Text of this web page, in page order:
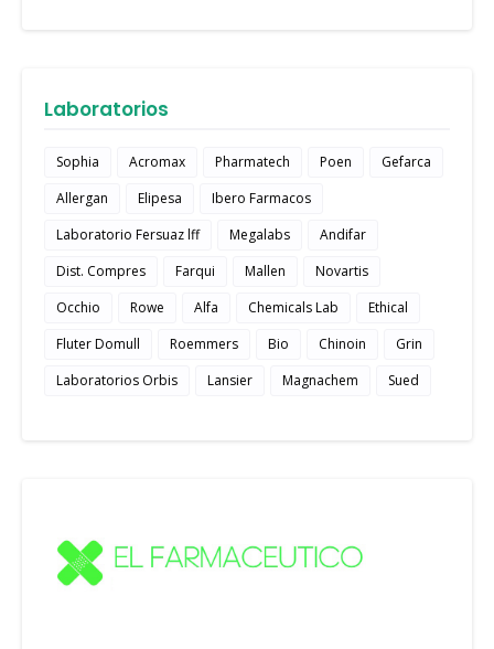
Laboratorios
Sophia Acromax Pharmatech Poen
Gefarca
Allergan
Elipesa
Ibero Farmacos
Laboratorio Fersuaz lff
Megalabs
Andifar
Dist. Compres
Farqui Mallen
Novartis
Occhio
Rowe Alfa Chemicals Lab
Ethical
Fluter Domull
Roemmers Bio Chinoin
Grin
Laboratorios Orbis
Lansier Magnachem Sued